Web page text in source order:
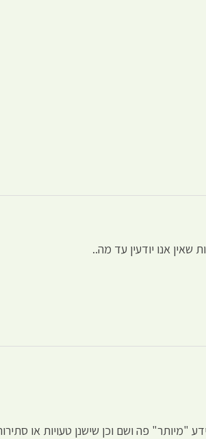
אנו יודעין עד מה..
פה ושם וכן שישנן טעויות או